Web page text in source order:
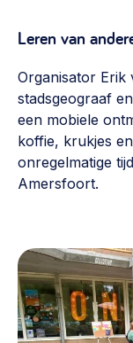
Leren van
Organisator Erik
stadsgeograaf
een mobiele
koffie, krukjes
onregelmatige
Amersfoort.